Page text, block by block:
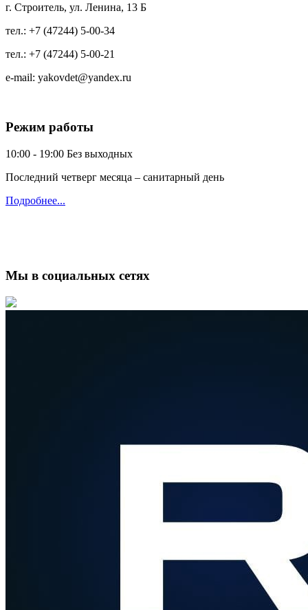
г. Строитель, ул. Ленина, 13 Б
тел.: +7 (47244) 5-00-34
тел.: +7 (47244) 5-00-21
e-mail: yakovdet@yandex.ru
Режим работы
10:00 - 19:00 Без выходных
Последний четверг месяца – санитарный день
Подробнее...
Мы в социальных сетях